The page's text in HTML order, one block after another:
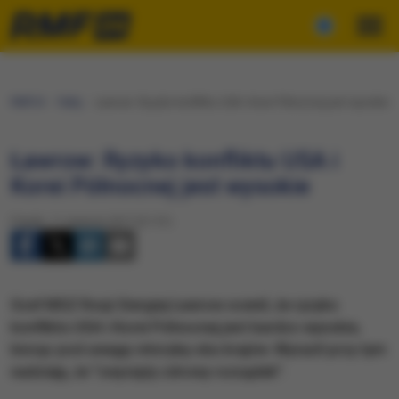
Ławrow: Ryzyko konfliktu USA i
Korei Północnej jest wysokie